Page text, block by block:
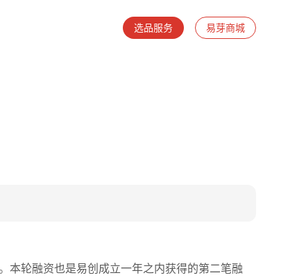
选品服务 易芽商城
本轮融资也是易创成立一年之内获得的第二笔融